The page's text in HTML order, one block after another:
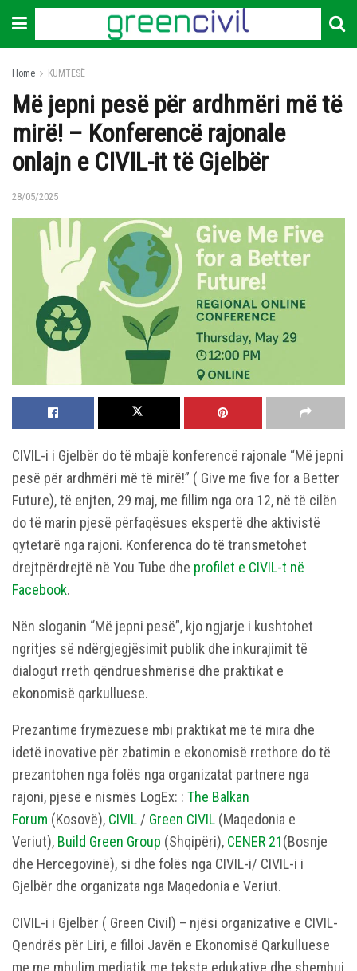
Home KUMTESË
Më jepni pesë për ardhmëri më të
mirë! – Konferencë rajonale
onlajn e CIVIL-it të Gjelbër
28/05/2025
CIVIL-i i Gjelbër do të mbajë konferencë rajonale “Më jepni
pesë për ardhmëri më të mirë!” ( Give me five for a Better
Future), të enjten, 29 maj, me fillim nga ora 12, në të cilën
do të marin pjesë përfaqësues ekspertë dhe aktivistë
qytetarë nga rajoni. Konferenca do të transmetohet
drejtpërdrejtë në You Tube dhe profilet e CIVIL-t në
Facebook.
Nën sloganin “Më jepni pesë”, kjo ngjarje i kushtohet
ngritjes së ndërgjegjësimit publik dhe inkurajimit të
dialogut rreth qëndrueshmërisë dhe praktikat e
ekonomisë qarkulluese.
Prezantime frymëzuese mbi praktikat më të mira dhe
idetë inovative për zbatimin e ekonomisë rrethore do të
prezantohen nga folës nga organizatat partnere nga
rajoni, pjesë e nismës LogEx: : The Balkan
Forum (Kosovë), CIVIL / Green CIVIL (Maqedonia e
Veriut), Build Green Group (Shqipëri), CENER 21(Bosnje
dhe Hercegovinë), si dhe folës nga CIVIL-i/ CIVIL-i i
Gjelbër dhe organizata nga Maqedonia e Veriut.
CIVIL-i i Gjelbër ( Green Civil) – njësi organizative e CIVIL-
Qendrës për Liri, e filloi Javën e Ekonomisë Qarkulluese
me me mbulim mediatik me tekste edukative dhe shembuj